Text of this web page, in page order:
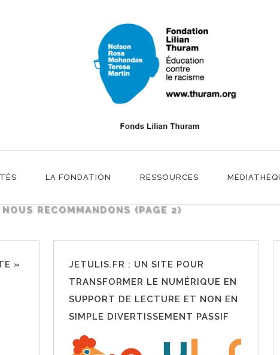
LA FONDATION RESSOURCES
NOUS RECOMMANDONS (PAGE 2)
»
JETULIS.FR : UN SITE POUR
TRANSFORMER LE NUMÉRIQUE EN
SUPPORT DE LECTURE ET NON EN
SIMPLE DIVERTISSEMENT PASSIF